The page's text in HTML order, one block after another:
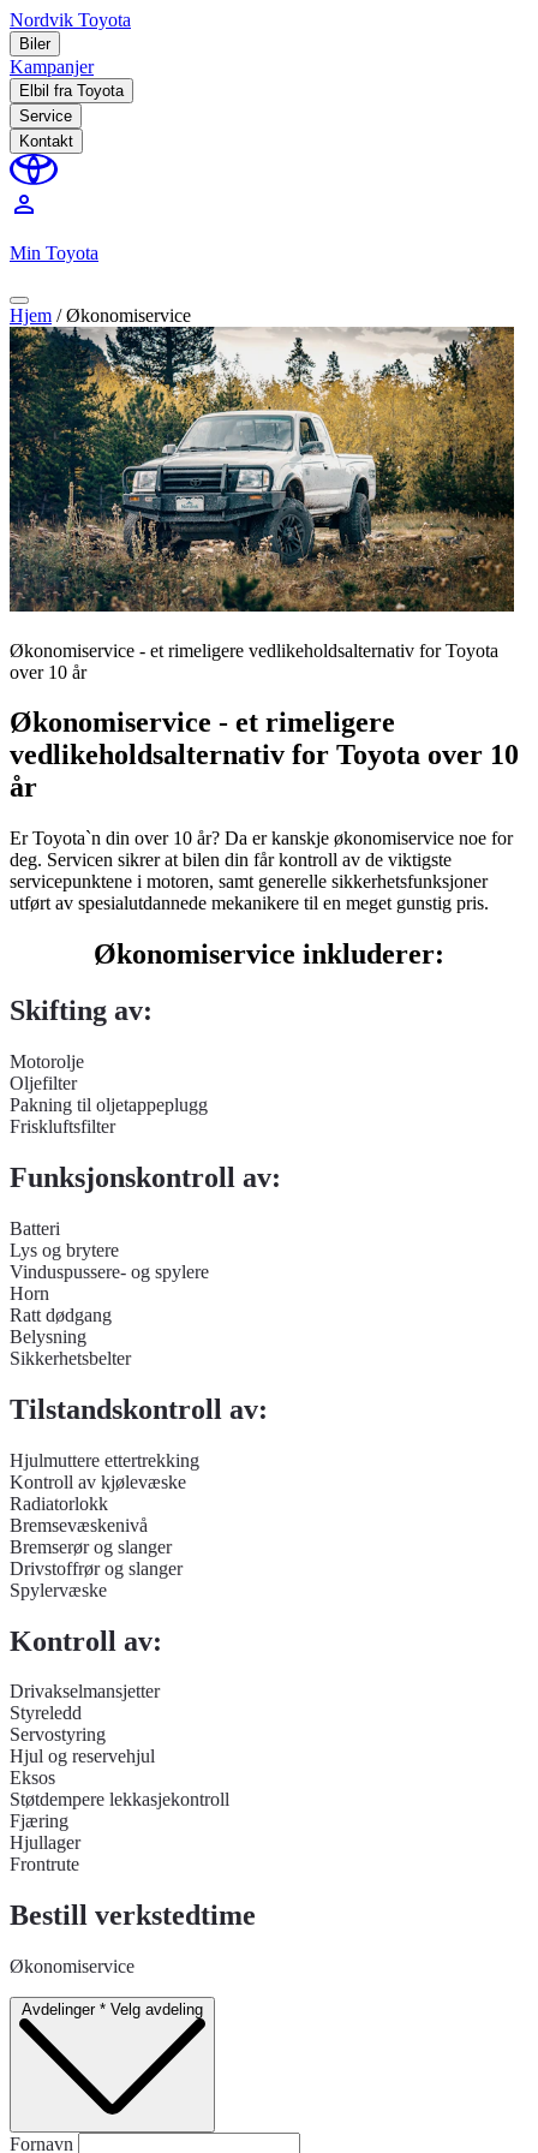
Nordvik Toyota
Biler
Kampanjer
Elbil fra Toyota
Service
Kontakt
perm_identity
Min Toyota
Hjem /Økonomiservice
Økonomiservice - et rimeligere vedlikeholdsalternativ for Toyota
over 10 år
Økonomiservice - et rimeligere
vedlikeholdsalternativ for Toyota over 10
år
Er Toyota`n din over 10 år? Da er kanskje økonomiservice noe for
deg. Servicen sikrer at bilen din får kontroll av de viktigste
servicepunktene i motoren, samt generelle sikkerhetsfunksjoner
utført av spesialutdannede mekanikere til en meget gunstig pris.
Økonomiservice inkluderer:
Skifting av:
Motorolje
Oljefilter
Pakning til oljetappeplugg
Friskluftsfilter
Funksjonskontroll av:
Batteri
Lys og brytere
Vinduspussere- og spylere
Horn
Ratt dødgang
Belysning
Sikkerhetsbelter
Tilstandskontroll av:
Hjulmuttere ettertrekking
Kontroll av kjølevæske
Radiatorlokk
Bremsevæskenivå
Bremserør og slanger
Drivstoffrør og slanger
Spylervæske
Kontroll av:
Drivakselmansjetter
Styreledd
Servostyring
Hjul og reservehjul
Eksos
Støtdempere lekkasjekontroll
Fjæring
Hjullager
Frontrute
Bestill verkstedtime
Økonomiservice
Avdelinger * Velg avdeling
Fornavn